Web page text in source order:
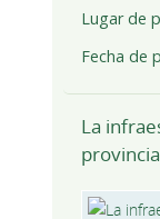
Lugar de
Fecha de
La